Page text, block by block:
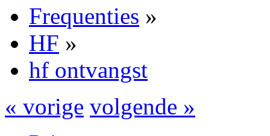
Frequenties »
HF »
hf ontvangst
« vorige volgende »